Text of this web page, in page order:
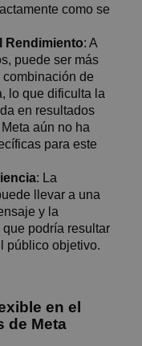
como se
Rendimiento: A
puede ser más
de
lo que dificulta la
en resultados
aún no ha
para este
: La
llevar a una
y la
podría resultar
público objetivo.
en el
de Meta